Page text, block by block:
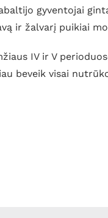
gyventojai
ir žalvarį puikiai
IV ir V
beveik visai